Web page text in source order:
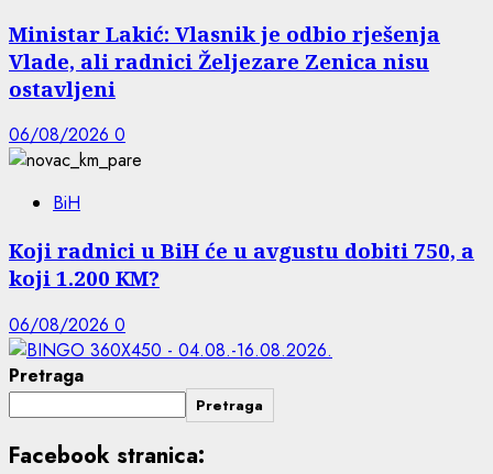
Ministar Lakić: Vlasnik je odbio rješenja
Vlade, ali radnici Željezare Zenica nisu
ostavljeni
06/08/2026 0
BiH
Koji radnici u BiH će u avgustu dobiti 750, a
koji 1.200 KM?
06/08/2026 0
Pretraga
Pretraga
Facebook stranica: